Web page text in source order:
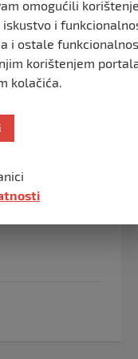
cijeni od
+ 387 37
omogućili korištenje
i
i ostale
korištenjem
kolačića.